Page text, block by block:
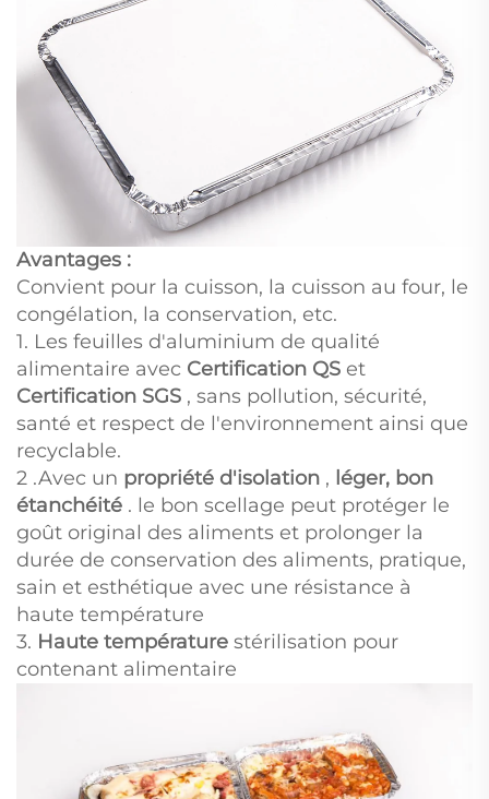
Avantages :
Convient pour la cuisson, la cuisson au four, le
congélation, la conservation, etc.
1. Les feuilles d'aluminium de qualité
alimentaire avec Certification QS et
Certification SGS , sans pollution, sécurité,
santé et respect de l'environnement ainsi que
recyclable.
2 .Avec un propriété d'isolation , léger, bon
étanchéité . le bon scellage peut protéger le
goût original des aliments et prolonger la
durée de conservation des aliments, pratique,
sain et esthétique avec une résistance à
haute température
3. Haute température stérilisation pour
contenant alimentaire